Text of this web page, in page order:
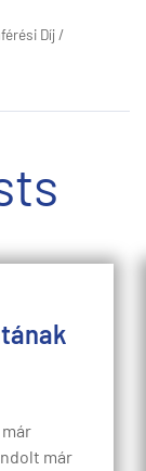
Díj /
már